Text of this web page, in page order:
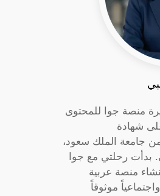
منصة جوا للمحتوى
شهادة
جامعة الملك سعود،
بدأت رحلتي مع جوا
إنشاء منصة عربية
موثوقاً